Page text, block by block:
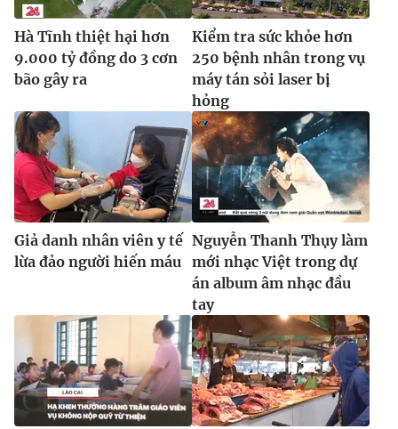
thuận bằng văn bản. Ghi rõ nguồn VTV.vn khi phát hành lại
thông tin từ website này.
Hà Tĩnh thiệt hại hơn
9.000 tỷ đồng do 3 cơn
bão gây ra
Kiểm tra sức khỏe hơn
250 bệnh nhân trong vụ
máy tán sỏi laser bị
hỏng
Giả danh nhân viên y tế
lừa đảo người hiến máu
Nguyễn Thanh Thụy làm
mới nhạc Việt trong dự
án album âm nhạc đầu
tay